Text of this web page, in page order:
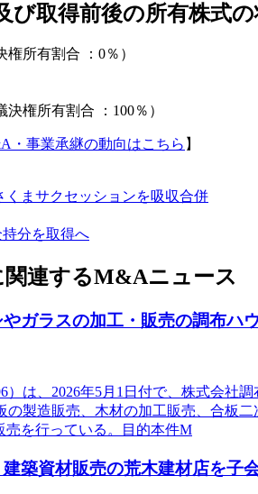
び取得前後の所有株式
所有割合 ：0％）
権所有割合 ：100％）
・事業承継の動向はこちら 】
まサクセッションを吸収合併
持分を取得へ
連するM&Aニュース
ガラスの加工・販売の調布ハ
）は、2026年5月1日付で、株式会社
の製造販売、木材の加工販売、合板
を行っている。目的本件M
築資材販売の荒木建材店を子